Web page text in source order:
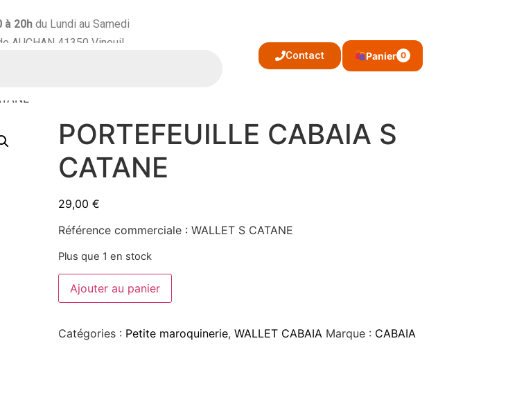
à 20hdu Lundi au Samedi
AUCHAN 41350 Vineuil
Contact Panier 0
PORTEFEUILLE CABAIA S
CATANE
29,00 €
Référence commerciale : WALLET S CATANE
Plus que 1 en stock
Ajouter au panier
Catégories : Petite maroquinerie, WALLET CABAIA Marque : CABAIA